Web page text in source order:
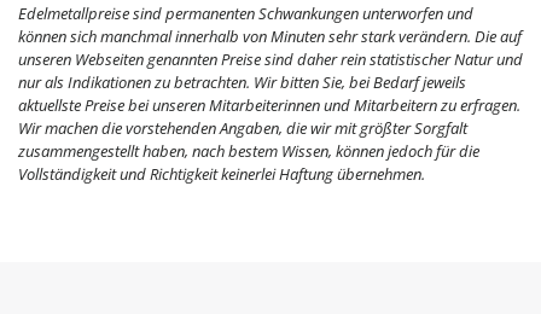
Edelmetallpreise sind permanenten Schwankungen unterworfen und
können sich manchmal innerhalb von Minuten sehr stark verändern. Die auf
unseren Webseiten genannten Preise sind daher rein statistischer Natur und
nur als Indikationen zu betrachten. Wir bitten Sie, bei Bedarf jeweils
aktuellste Preise bei unseren Mitarbeiterinnen und Mitarbeitern zu erfragen.
Wir machen die vorstehenden Angaben, die wir mit größter Sorgfalt
zusammengestellt haben, nach bestem Wissen, können jedoch für die
Vollständigkeit und Richtigkeit keinerlei Haftung übernehmen.